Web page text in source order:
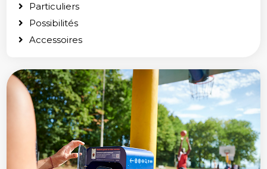
Particuliers
Possibilités
Accessoires